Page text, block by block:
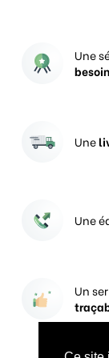
Une
Une
Une
Un